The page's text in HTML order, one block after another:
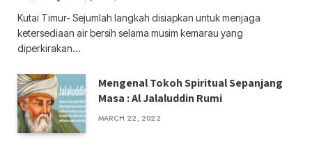
Kutai Timur- Sejumlah langkah disiapkan untuk menjaga
ketersediaan air bersih selama musim kemarau yang
diperkirakan…
Mengenal Tokoh Spiritual Sepanjang
Masa : Al Jalaluddin Rumi
MARCH 22, 2022